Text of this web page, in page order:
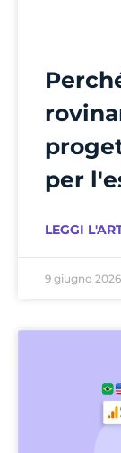
per
LEGGI
9 giugno 2026